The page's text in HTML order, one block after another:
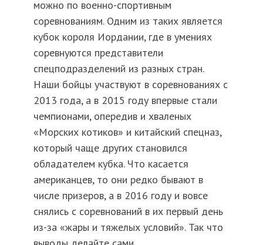
можно по военно-спортивным
соревнованиям. Одним из таких является
кубок короля Иордании, где в умениях
соревнуются представители
спецподразделений из разных стран.
Наши бойцы участвуют в соревнованиях с
2013 года, а в 2015 году впервые стали
чемпионами, опередив и хваленых
«Морских котиков» и китайский спецназ,
который чаще других становился
обладателем кубка. Что касается
американцев, то они редко бывают в
числе призеров, а в 2016 году и вовсе
снялись с соревнований в их первый день
из-за «жары и тяжелых условий». Так что